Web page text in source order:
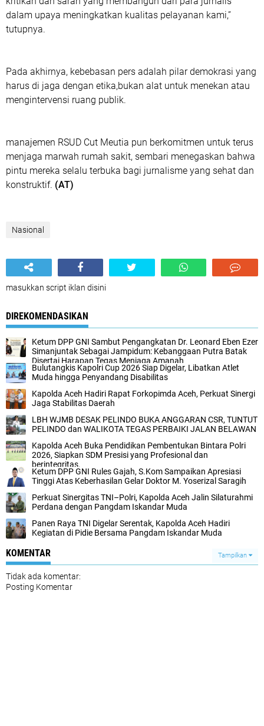
dalam upaya meningkatkan kualitas pelayanan kami,”
tutupnya.
Pada akhirnya, kebebasan pers adalah pilar demokrasi yang
harus di jaga dengan etika,bukan alat untuk menekan atau
mengintervensi ruang publik.
manajemen RSUD Cut Meutia pun berkomitmen untuk terus
menjaga marwah rumah sakit, sembari menegaskan bahwa
pintu mereka selalu terbuka bagi jurnalisme yang sehat dan
konstruktif. (AT)
Nasional
masukkan script iklan disini
DIREKOMENDASIKAN
Ketum DPP GNI Sambut Pengangkatan Dr. Leonard Eben Ezer
Simanjuntak Sebagai Jampidum: Kebanggaan Putra Batak
Disertai Harapan Tegas Menjaga Amanah
Bulutangkis Kapolri Cup 2026 Siap Digelar, Libatkan Atlet
Muda hingga Penyandang Disabilitas
Kapolda Aceh Hadiri Rapat Forkopimda Aceh, Perkuat Sinergi
Jaga Stabilitas Daerah
LBH WJMB DESAK PELINDO BUKA ANGGARAN CSR, TUNTUT
PELINDO dan WALIKOTA TEGAS PERBAIKI JALAN BELAWAN
Kapolda Aceh Buka Pendidikan Pembentukan Bintara Polri
2026, Siapkan SDM Presisi yang Profesional dan
berintegritas.
Ketum DPP GNI Rules Gajah, S.Kom Sampaikan Apresiasi
Tinggi Atas Keberhasilan Gelar Doktor M. Yoserizal Saragih
Perkuat Sinergitas TNI–Polri, Kapolda Aceh Jalin Silaturahmi
Perdana dengan Pangdam Iskandar Muda
Panen Raya TNI Digelar Serentak, Kapolda Aceh Hadiri
Kegiatan di Pidie Bersama Pangdam Iskandar Muda
KOMENTAR Tampilkan
Tidak ada komentar:
Posting Komentar